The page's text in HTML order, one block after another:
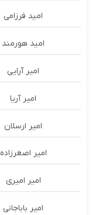
امید فرزامی
امید هورمند
امیر آرایی
امیر آریا
امیر ارسلان
امیر اصغرزاده
امیر امیری
امیر باباجانی